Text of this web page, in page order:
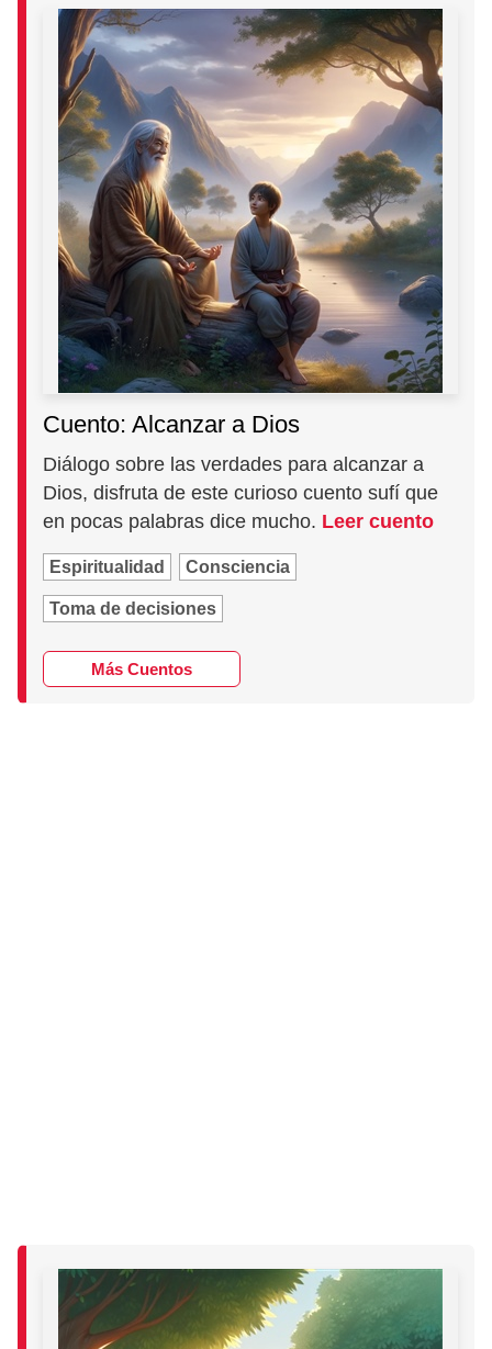
Cuento: Alcanzar a Dios
Diálogo sobre las verdades para alcanzar a
Dios, disfruta de este curioso cuento sufí que
en pocas palabras dice mucho. Leer cuento
Espiritualidad Consciencia
Toma de decisiones
Más Cuentos